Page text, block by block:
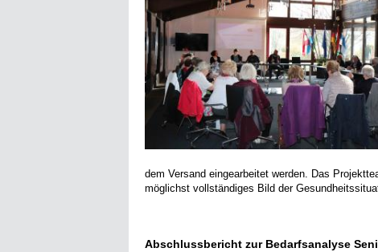
dem Versand eingearbeitet werden. Das
möglichst vollständiges Bild der
Abschlussbericht zur Bedarfsanalyse